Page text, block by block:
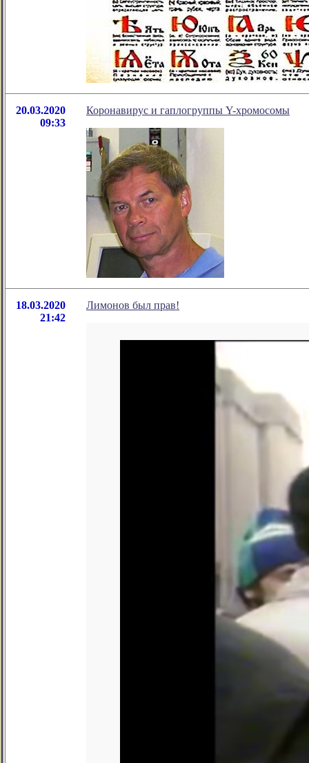
20.03.2020
09:33
Коронавирус и гаплогруппы Y-хромосомы
18.03.2020
21:42
Лимонов был прав!